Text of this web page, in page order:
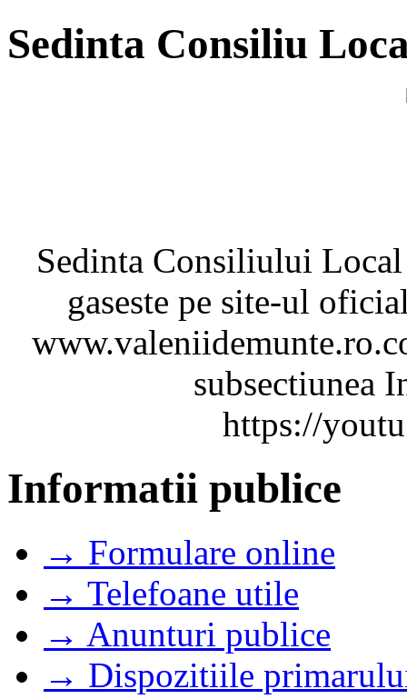
Sedinta Consiliu
Sedinta Consiliului
gaseste pe site-ul
subsectiunea
https://
Informatii publice
→ Formulare online
→ Telefoane utile
→ Anunturi publice
→ Dispozitiile